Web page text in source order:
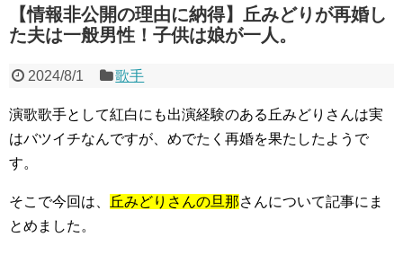
【情報非公開の理由に納得】丘みどりが再婚し
た夫は一般男性！子供は娘が一人。
2024/8/1 歌手
演歌歌手として紅白にも出演経験のある丘みどりさんは実
はバツイチなんですが、めでたく再婚を果たしたようで
す。
そこで今回は、 丘みどりさんの旦那さんについて記事にま
とめました。